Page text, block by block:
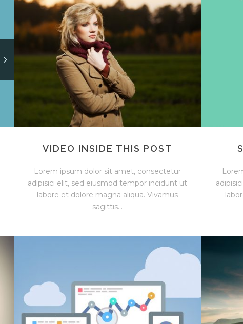
VIDEO INSIDE THIS POST
Lorem ipsum dolor sit amet, consectetur
adipisici elit, sed eiusmod tempor incidunt ut
labore et dolore magna aliqua. Vivamus
sagittis...